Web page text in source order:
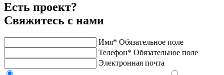
Есть проект?
Свяжитесь с нами
Имя* Обязательное поле
Телефон* Обязательное поле
Электронная почта